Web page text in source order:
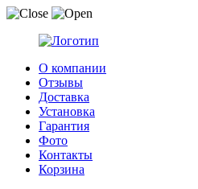
О компании
Отзывы
Доставка
Установка
Гарантия
Фото
Контакты
Корзина